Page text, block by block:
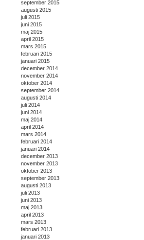
september 2015
augusti 2015
juli 2015
juni 2015
maj 2015
april 2015
mars 2015
februari 2015
januari 2015
december 2014
november 2014
oktober 2014
september 2014
augusti 2014
juli 2014
juni 2014
maj 2014
april 2014
mars 2014
februari 2014
januari 2014
december 2013
november 2013
oktober 2013
september 2013
augusti 2013
juli 2013
juni 2013
maj 2013
april 2013
mars 2013
februari 2013
januari 2013